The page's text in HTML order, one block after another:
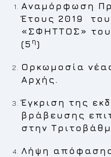
Αναμόρφωση
Έτους 2019
«ΣΦΗΤΤΟΣ»
(5 η)
Ορκωμοσία
Αρχής.
Έγκριση της
βράβευσης
στην
Λήψη